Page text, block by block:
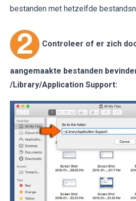
bestanden met hetzelfde
Controleer of er zich
aangemaakte bestanden
/Library/Application Support: